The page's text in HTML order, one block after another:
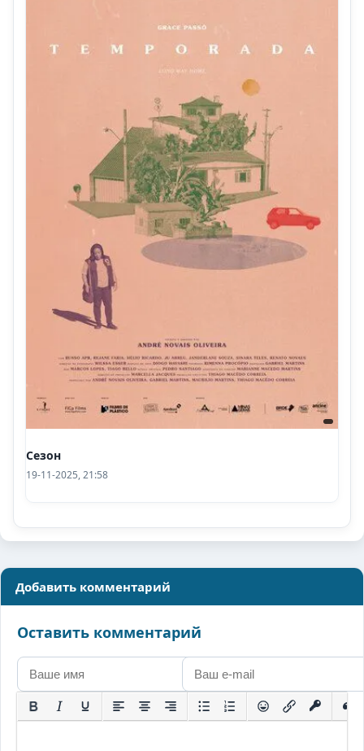
Сезон
19-11-2025, 21:58
Добавить комментарий
Оставить комментарий